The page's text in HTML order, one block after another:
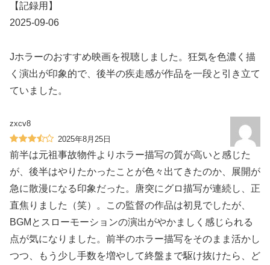
【記録用】
2025-09-06
Jホラーのおすすめ映画を視聴しました。狂気を色濃く描
く演出が印象的で、後半の疾走感が作品を一段と引き立て
ていました。
zxcv8
2025年8月25日
前半は元祖事故物件よりホラー描写の質が高いと感じた
が、後半はやりたかったことが色々出てきたのか、展開が
急に散漫になる印象だった。唐突にグロ描写が連続し、正
直焦りました（笑）。この監督の作品は初見でしたが、
BGMとスローモーションの演出がやかましく感じられる
点が気になりました。前半のホラー描写をそのまま活かし
つつ、もう少し手数を増やして終盤まで駆け抜けたら、ど